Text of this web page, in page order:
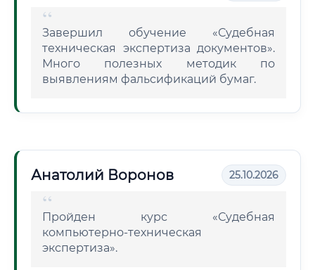
Завершил обучение «Судебная
техническая экспертиза документов».
Много полезных методик по
выявлениям фальсификаций бумаг.
Анатолий Воронов 25.10.2026
Пройден курс «Судебная
компьютерно-техническая
экспертиза».